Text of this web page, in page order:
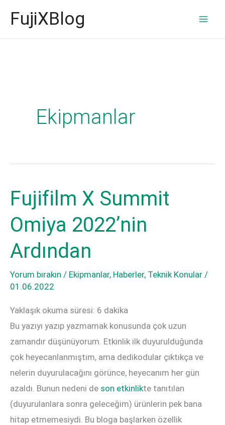
atlaFujiXBlog
Ekipmanlar
Fujifilm X Summit
Omiya 2022’nin
Ardından
Yorum bırakın / Ekipmanlar, Haberler, Teknik Konular /
01.06.2022
Yaklaşık okuma süresi: 6 dakika
Bu yazıyı yazıp yazmamak konusunda çok uzun
zamandır düşünüyorum. Etkinlik ilk duyurulduğunda
çok heyecanlanmıştım, ama dedikodular çıktıkça ve
nelerin duyurulacağını görünce, heyecanım her gün
azaldı. Bunun nedeni de son etkinlikte tanıtılan
(duyurulanlara sonra geleceğim) ürünlerin pek bana
hitap etmemesiydi. Bu bloga başlarken özellik